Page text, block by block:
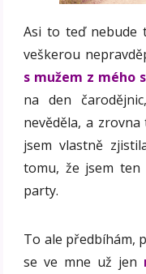
Asi to teď nebude
veškerou
s mužem z mého
na den
nevěděla, a
jsem vlastně
tomu, že jsem ten
party.
To ale předbíhám,
se ve mne už jen